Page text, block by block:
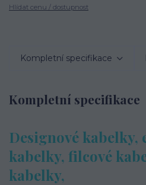
Hlídat cenu / dostupnost
Kompletní specifikace
Kompletní specifikace
Designové kabelky,
kabelky, filcové
kabelky,